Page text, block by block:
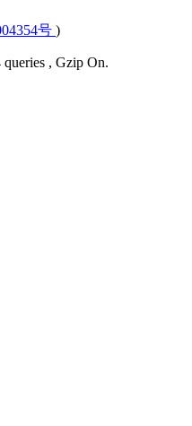
号 )
queries , Gzip On.